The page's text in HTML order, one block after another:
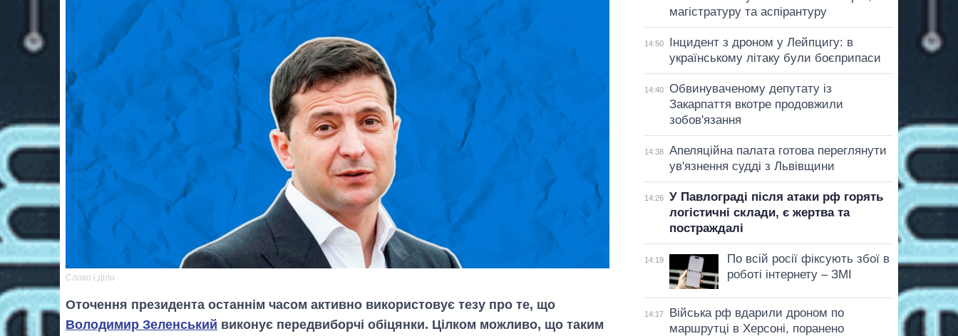
Слово і діло
Оточення президента останнім часом активно використовує тезу про те, що
Володимир Зеленський виконує передвиборчі обіцянки. Цілком можливо, що таким
магістратуру та аспірантуру
14:50
Інцидент з дроном у Лейпцигу: в
українському літаку були боєприпаси
14:40
Обвинуваченому депутату із
Закарпаття вкотре продовжили
зобов'язання
14:38
Апеляційна палата готова переглянути
ув'язнення судді з Львівщини
14:26
У Павлограді після атаки рф горять
логістичні склади, є жертва та
постраждалі
14:19
По всій росії фіксують збої в
роботі інтернету – ЗМІ
14:17
Війська рф вдарили дроном по
маршрутці в Херсоні, поранено